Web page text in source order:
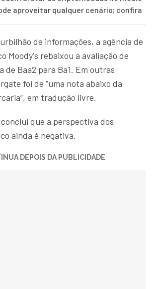
aproveitar qualquer cenário; confira
de informações, a agência de
Moody's rebaixou a avaliação de
de Baa2 para Ba1. Em outras
foi de “uma nota abaixo da
em tradução livre.
que a perspectiva dos
ainda é negativa.
DEPOIS DA PUBLICIDADE